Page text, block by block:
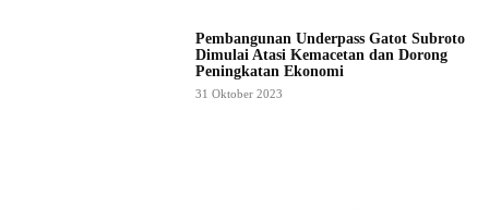
Pembangunan Underpass Gatot Subroto
Dimulai Atasi Kemacetan dan Dorong
Peningkatan Ekonomi
31 Oktober 2023